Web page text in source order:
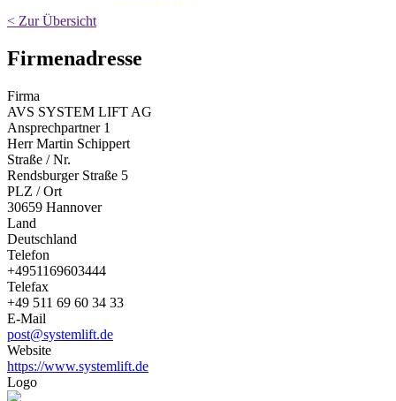
< Zur Übersicht
Firmenadresse
Firma
AVS SYSTEM LIFT AG
Ansprechpartner 1
Herr Martin Schippert
Straße / Nr.
Rendsburger Straße 5
PLZ / Ort
30659 Hannover
Land
Deutschland
Telefon
+4951169603444
Telefax
+49 511 69 60 34 33
E-Mail
post@systemlift.de
Website
https://www.systemlift.de
Logo